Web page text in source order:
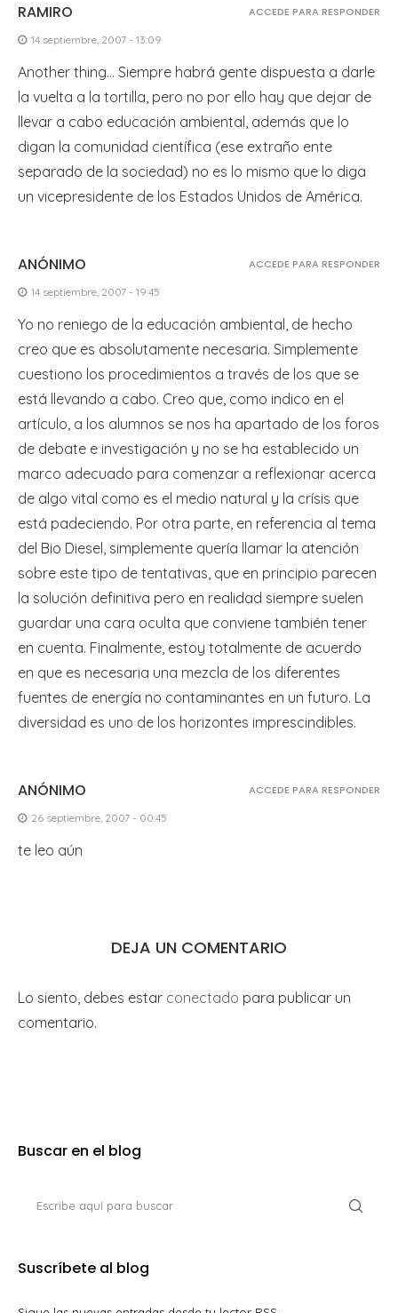
RAMIRO
14 septiembre, 2007 - 13:09
Another thing… Siempre habrá gente dispuesta a darle
la vuelta a la tortilla, pero no por ello hay que dejar de
llevar a cabo educación ambiental, además que lo
digan la comunidad científica (ese extraño ente
separado de la sociedad) no es lo mismo que lo diga
un vicepresidente de los Estados Unidos de América.
ACCEDE PARA RESPONDER
ANÓNIMO
14 septiembre, 2007 - 19:45
Yo no reniego de la educación ambiental, de hecho
creo que es absolutamente necesaria. Simplemente
cuestiono los procedimientos a través de los que se
está llevando a cabo. Creo que, como indico en el
artículo, a los alumnos se nos ha apartado de los foros
de debate e investigación y no se ha establecido un
marco adecuado para comenzar a reflexionar acerca
de algo vital como es el medio natural y la crísis que
está padeciendo. Por otra parte, en referencia al tema
del Bio Diesel, simplemente quería llamar la atención
sobre este tipo de tentativas, que en principio parecen
la solución definitiva pero en realidad siempre suelen
guardar una cara oculta que conviene también tener
en cuenta. Finalmente, estoy totalmente de acuerdo
en que es necesaria una mezcla de los diferentes
fuentes de energía no contaminantes en un futuro. La
diversidad es uno de los horizontes imprescindibles.
ACCEDE PARA RESPONDER
ANÓNIMO
26 septiembre, 2007 - 00:45
te leo aún
ACCEDE PARA RESPONDER
DEJA UN COMENTARIO
Lo siento, debes estar conectado para publicar un
comentario.
Buscar en el blog
Suscríbete al blog